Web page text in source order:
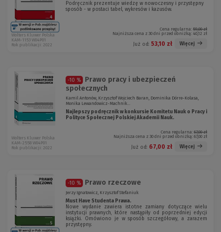
Podręcznik prezentuje wiedzę w nowoczesny i przystępny
sposób - w postaci tabel, wykresów i kazusów.
Cena regularna: 59,00 zł
Najniższa cena z 30 dni przed obniżką: 40,12 zł
Już od: 53,10 zł Więcej
Wolters Kluwer Polska
KAM-1153 W04P01
Rok publikacji: 2022
-10 %
Prawo pracy i ubezpieczeń
społecznych
Kamil Antonów, Krzysztof Wojciech Baran, Dominika Dörre-Kolasa,
Monika Lewandowicz-Machnik...
Najlepszy podręcznik w konkursie Komitetu Nauk o Pracy i
Polityce Społecznej Polskiej Akademii Nauk.
Cena regularna: 67,00 zł
Najniższa cena z 30 dni przed obniżką: 67,00 zł
Już od: 67,00 zł Więcej
Wolters Kluwer Polska
KAM-2558 W04P01
Rok publikacji: 2022
-10 % Prawo rzeczowe
Jerzy Ignatowicz, Krzysztof Stefaniuk
Must Have Studenta Prawa.
Nowe wydanie zawiera istotne zamiany dotyczące wielu
instytucji prawnych, które nastąpiły od poprzedniej edycji
książki. Omówiono je w sposób szczegółowy, a zarazem
przystępny.